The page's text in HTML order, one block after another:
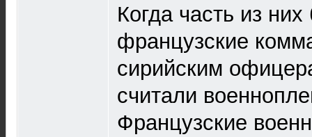
Когда часть из
французские
сирийским
считали
Французские